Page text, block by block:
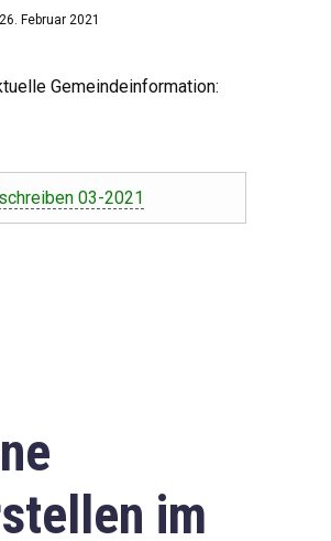
Februar 2021
Gemeindeinformation:
03-2021
im